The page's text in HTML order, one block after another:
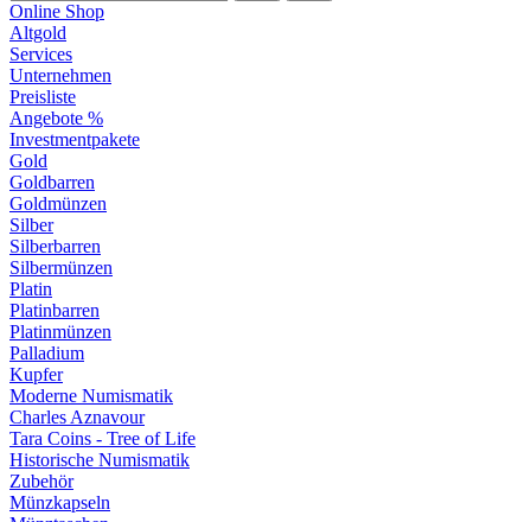
Online Shop
Altgold
Services
Unternehmen
Preisliste
Angebote %
Investmentpakete
Gold
Goldbarren
Goldmünzen
Silber
Silberbarren
Silbermünzen
Platin
Platinbarren
Platinmünzen
Palladium
Kupfer
Moderne Numismatik
Charles Aznavour
Tara Coins - Tree of Life
Historische Numismatik
Zubehör
Münzkapseln